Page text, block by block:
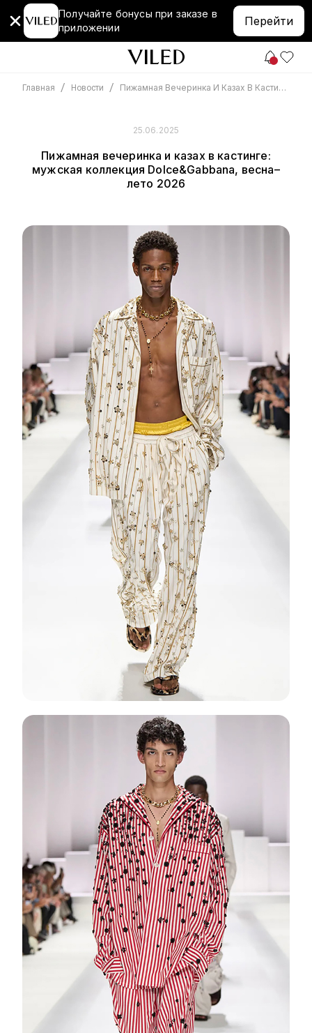
Получайте бонусы при заказе в
приложении
Перейти
Главная / Новости / Пижамная Вечеринка И Казах В Кастинге: Мужская Коллекция Dolce&Gabbana, Весна–Лето 2026
25.06.2025
Пижамная вечеринка и казах в кастинге:
мужская коллекция Dolce&Gabbana, весна–
лето 2026